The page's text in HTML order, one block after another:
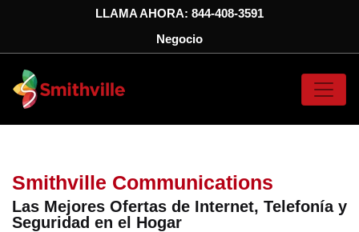
LLAMA AHORA: 844-408-3591
Negocio
Smithville Communications
Las Mejores Ofertas de Internet, Telefonía y
Seguridad en el Hogar